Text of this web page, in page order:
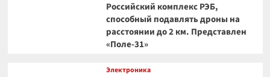
Российский комплекс РЭБ,
способный подавлять дроны на
расстоянии до 2 км. Представлен
«Поле-31»
Электроника